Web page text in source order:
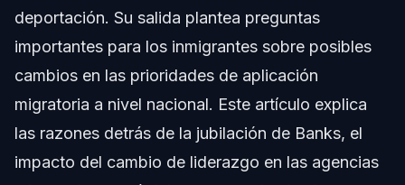
Impacto de los cambios de liderazgo en la
aplicación migratoria
Preguntas frecuentes
¿Qué motivó la renuncia del jefe de la Patrulla Fronteriza
¿Cuál fue el papel de Mike Banks como zar fronterizo
de Texas?
deportación. Su salida plantea preguntas
importantes para los inmigrantes sobre posibles
cambios en las prioridades de aplicación
migratoria a nivel nacional. Este artículo explica
las razones detrás de la jubilación de Banks, el
impacto del cambio de liderazgo en las agencias